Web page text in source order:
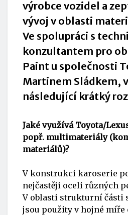
výrobce vozidel a
vývoj v oblasti
Ve spolupráci s
konzultantem pro
Paint u společnosti
Martinem Sládkem,
následující krátký
Jaké využívá Toyota/
popř. multimateriály
materiálů)?
V konstrukci karoserie
nejčastěji oceli různých
V oblasti strukturní části
jsou použity v hojné